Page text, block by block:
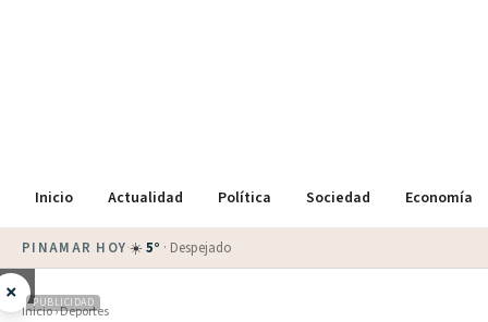
Inicio Actualidad Política Sociedad Economía
PINAMAR HOY·☀️5° · Despejado
× PUBLICIDAD
Inicio›Deportes